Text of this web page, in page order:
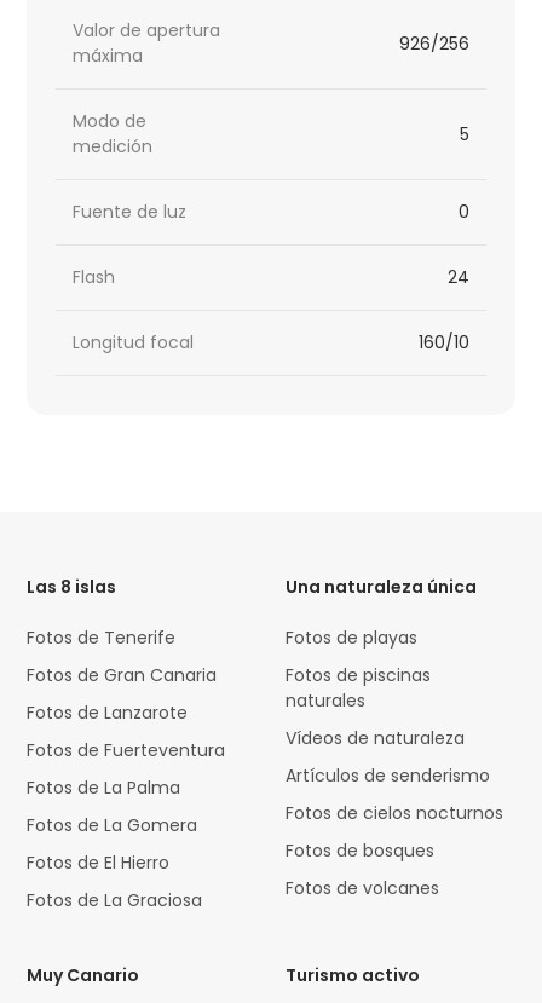
Valor de apertura
máxima
926/256
Modo de
medición
5
Fuente de luz 0
Flash 24
Longitud focal 160/10
Las 8 islas
Fotos de Tenerife
Fotos de Gran Canaria
Fotos de Lanzarote
Fotos de Fuerteventura
Fotos de La Palma
Fotos de La Gomera
Fotos de El Hierro
Fotos de La Graciosa
Una naturaleza única
Fotos de playas
Fotos de piscinas
naturales
Vídeos de naturaleza
Artículos de senderismo
Fotos de cielos nocturnos
Fotos de bosques
Fotos de volcanes
Muy Canario Turismo activo